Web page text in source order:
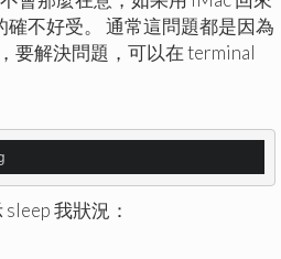
確不好受。 通常這問題都是因為
要解決問題，可以在 terminal
我狀況：